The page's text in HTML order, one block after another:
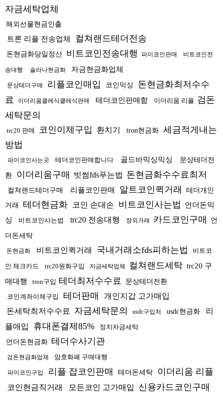
자금세탁업체
해외선물현금인출
트론 리플 전송업체 컬쳐랜드테더전송
돈현금화당일정산 비트코인전송대행 파이코인판매 비트코인전
송대행 솔라나현금화 자금현금화업체
문상테더구매 리플코인매입 코인믹싱
돈현금화최저수수
료
이더리움클레식클레식판매 테더코인판매함 이더리움 리플 검돈
세탁문의
trc20 판매 코인이체구입 환치기 tron현금화 세금적게내는
방법
파이코인사는곳 테더코인판매합니다 골드바믹싱믹싱 문상테더전
환 이더리움구매 빗썸fds푸는법 돈현금화수수료최저
컬쳐랜드테더구매 리플코인판매 알트코인퀵거래
테더개인
거래
테더현금화 코인 손대손 비트코인사는법
언더돈믹
싱
비트코인사는법 trc20 전송대행 장외거래 카드코인구매 언
더돈세탁
돈현금화 비트코인퀵거래 국내거래소fds피하는법 비트코
인 체크카드 trc20원화구입 자금세탁업체 컬쳐랜드세탁 trc20 구
매대행
tron구입 테더최저수수료
문상테더전환
코인계좌이체구입
테더판매
개인지갑 고가매입
돈세탁최저수수료
자금세탁문의 usdc구입처 usdc현금화
리
플매입
휴대폰결제85%
정치자금세탁
언더돈현금화 테더수사기관
검돈현금화업체 암호화폐 구매대행
파이코인구입 리플 잡코인판매 테더돈세탁 이더리움 리플
코인현금직거래 모든코인 고가매입 신용카드코인구매